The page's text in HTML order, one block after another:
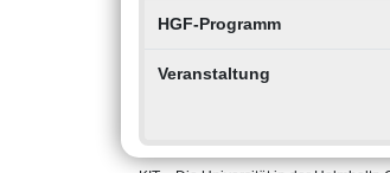
HGF-Programm
Veranstaltung